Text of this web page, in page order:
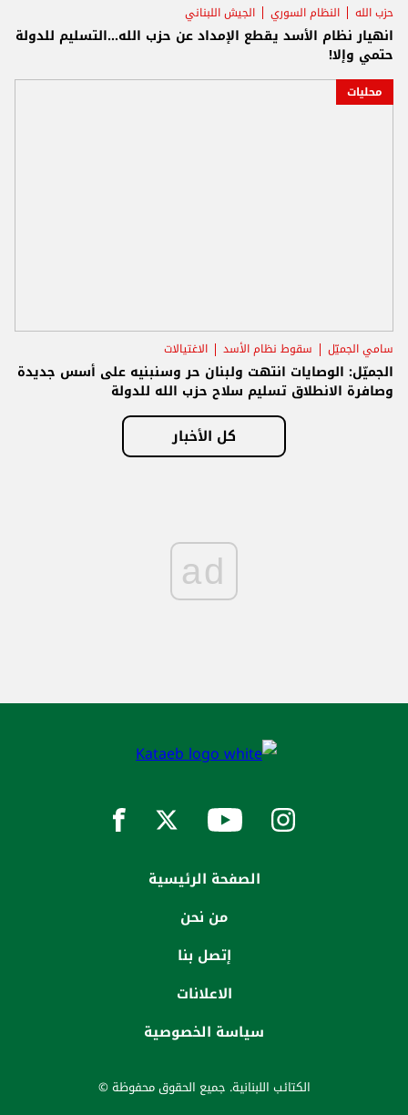
حزب الله النظام السوري الجيش اللبناني
انهيار نظام الأسد يقطع الإمداد عن حزب الله...التسليم للدولة
حتمي وإلا!
محليات
سامي الجميّل سقوط نظام الأسد الاغتيالات
الجميّل: الوصايات انتهت ولبنان حر وسنبنيه على أسس جديدة
وصافرة الانطلاق تسليم سلاح حزب الله للدولة
كل الأخبار
ad
الصفحة الرئيسية
من نحن
إتصل بنا
الاعلانات
سياسة الخصوصية
الكتائب اللبنانية. جميع الحقوق محفوظة ©